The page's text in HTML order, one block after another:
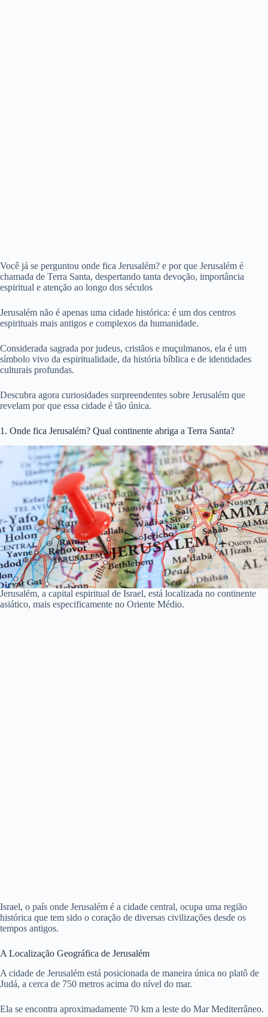
Você já se perguntou onde fica Jerusalém? e por que Jerusalém é
chamada de Terra Santa, despertando tanta devoção, importância
espiritual e atenção ao longo dos séculos
Jerusalém não é apenas uma cidade histórica: é um dos centros
espirituais mais antigos e complexos da humanidade.
Considerada sagrada por judeus, cristãos e muçulmanos, ela é um
símbolo vivo da espiritualidade, da história bíblica e de identidades
culturais profundas.
Descubra agora curiosidades surpreendentes sobre Jerusalém que
revelam por que essa cidade é tão única.
1. Onde fica Jerusalém? Qual continente abriga a Terra Santa?
Jerusalém, a capital espiritual de Israel, está localizada no continente
asiático, mais especificamente no Oriente Médio.
Israel, o país onde Jerusalém é a cidade central, ocupa uma região
histórica que tem sido o coração de diversas civilizações desde os
tempos antigos.
A Localização Geográfica de Jerusalém
A cidade de Jerusalém está posicionada de maneira única no platô de
Judá, a cerca de 750 metros acima do nível do mar.
Ela se encontra aproximadamente 70 km a leste do Mar Mediterrâneo.